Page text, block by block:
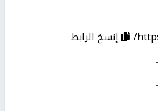
إنسخ الرابط